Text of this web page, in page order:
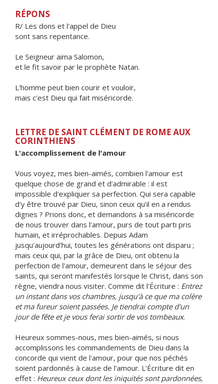
RÉPONS
R/ Les dons et l'appel de Dieu
sont sans repentance.
Le Seigneur aima Salomon,
et le fit savoir par le prophète Natan.
L'homme peut bien courir et vouloir,
mais c'est Dieu qui fait miséricorde.
LETTRE DE SAINT CLÉMENT DE ROME AUX
CORINTHIENS
L'accomplissement de l'amour
Vous voyez, mes bien-aimés, combien l'amour est
quelque chose de grand et d'admirable : il est
impossible d'expliquer sa perfection. Qui sera capable
d'y être trouvé par Dieu, sinon ceux qu'il en a rendus
dignes ? Prions donc, et demandons à sa miséricorde
de nous trouver dans l'amour, purs de tout parti pris
humain, et irréprochables. Depuis Adam
jusqu'aujourd'hui, toutes les générations ont disparu ;
mais ceux qui, par la grâce de Dieu, ont obtenu la
perfection de l'amour, demeurent dans le séjour des
saints, qui seront manifestés lorsque le Christ, dans son
règne, viendra nous visiter. Comme dit l'Écriture : Entrez
un instant dans vos chambres, jusqu'à ce que ma colère
et ma fureur soient passées. Je tiendrai compte d'un
jour de fête et je vous ferai sortir de vos tombeaux.
Heureux sommes-nous, mes bien-aimés, si nous
accomplissons les commandements de Dieu dans la
concorde qui vient de l'amour, pour que nos péchés
soient pardonnés à cause de l'amour. L'Écriture dit en
effet : Heureux ceux dont les iniquités sont pardonnées,